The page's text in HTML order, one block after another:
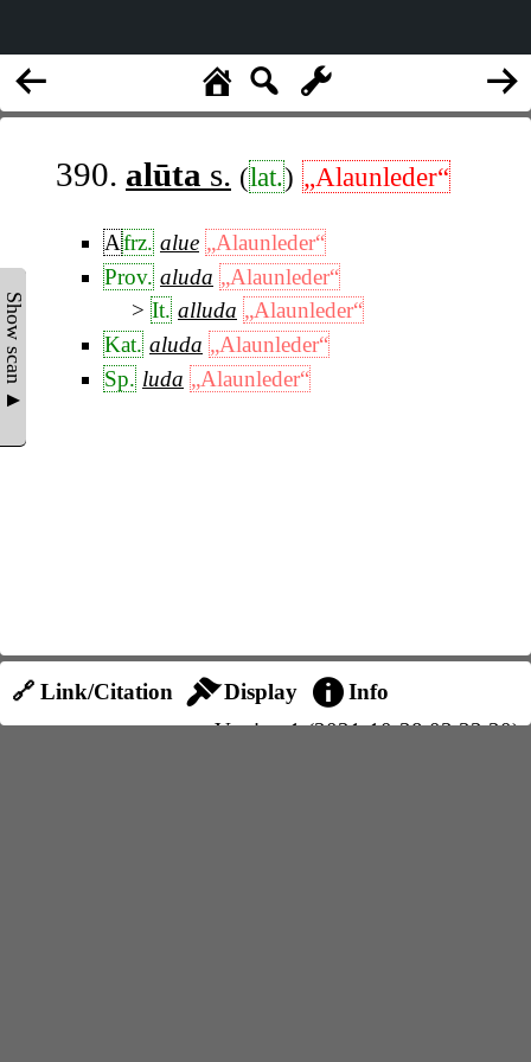
Show scan ▲
390. alūta s. (lat.) „Alaunleder“
Afrz. alue „Alaunleder“
Prov. aluda „Alaunleder“
It. alluda „Alaunleder“
Kat. aluda „Alaunleder“
Sp. luda „Alaunleder“
🔗 Link/Citation Display
Info
Version 1 (2021-10-28 03:32:20)